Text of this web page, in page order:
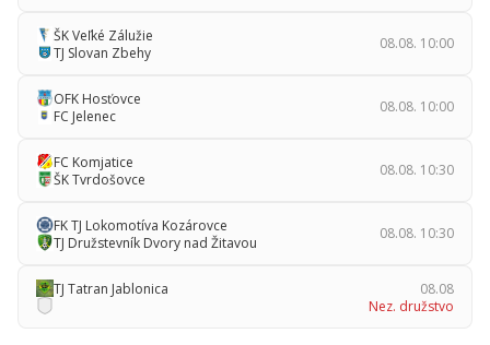
ŠK Veľké Zálužie
TJ Slovan Zbehy
08.08. 10:00
OFK Hosťovce
FC Jelenec
08.08. 10:00
FC Komjatice
ŠK Tvrdošovce
08.08. 10:30
FK TJ Lokomotíva Kozárovce
TJ Družstevník Dvory nad Žitavou
08.08. 10:30
TJ Tatran Jablonica
08.08
Nez. družstvo